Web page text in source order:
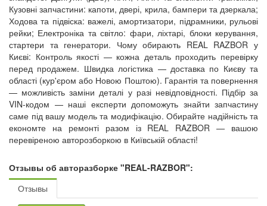
Кузовні запчастини: капоти, двері, крила, бампери та дзеркала;
Ходова та підвіска: важелі, амортизатори, підрамники, рульові
рейки; Електроніка та світло: фари, ліхтарі, блоки керування,
стартери та генератори. Чому обирають REAL RAZBOR у
Києві: Контроль якості — кожна деталь проходить перевірку
перед продажем. Швидка логістика — доставка по Києву та
області (кур'єром або Новою Поштою). Гарантія та повернення
— можливість заміни деталі у разі невідповідності. Підбір за
VIN-кодом — наші експерти допоможуть знайти запчастину
саме під вашу модель та модифікацію. Обирайте надійність та
економте на ремонті разом із REAL RAZBOR — вашою
перевіреною авторозборкою в Київській області!
Отзывы об авторазборке "REAL-RAZBOR":
Отзывы